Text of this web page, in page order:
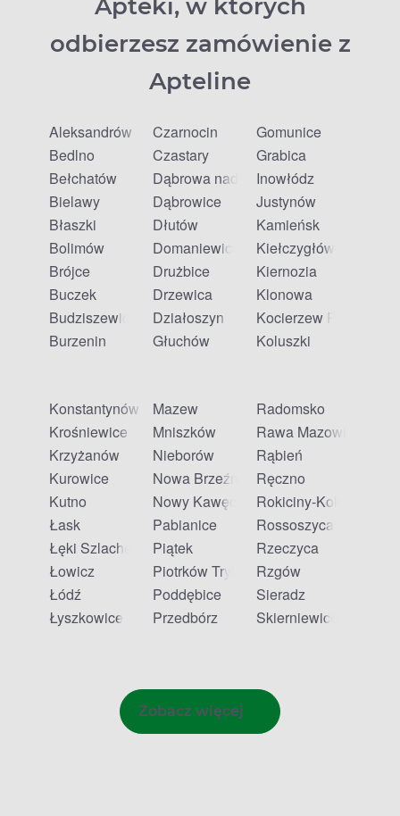
Apteki, w których
odbierzesz zamówienie z
Apteline
Aleksandrów
Bedlno
Bełchatów
Bielawy
Błaszki
Bolimów
Brójce
Buczek
Budziszewice
Burzenin
Czarnocin
Czastary
Dąbrowa nad Czarną
Dąbrowice
Dłutów
Domaniewice
Drużbice
Drzewica
Działoszyn
Głuchów
Gomunice
Grabica
Inowłódz
Justynów
Kamieńsk
Kiełczygłów
Kiernozia
Klonowa
Kocierzew
Koluszki
Konstantynów Łódzki
Krośniewice
Krzyżanów
Kurowice
Kutno
Łask
Łęki Szlacheckie
Łowicz
Łódź
Łyszkowice
Mazew
Mniszków
Nieborów
Nowa Brzeźnica
Nowy Kawęczyn
Pabianice
Piątek
Piotrków Trybunalski
Poddębice
Przedbórz
Radomsko
Rawa Mazowiecka
Rąbień
Ręczno
Rokiciny-Kolonia
Rossoszyca
Rzeczyca
Rzgów
Sieradz
Skierniewice
Zobacz więcej